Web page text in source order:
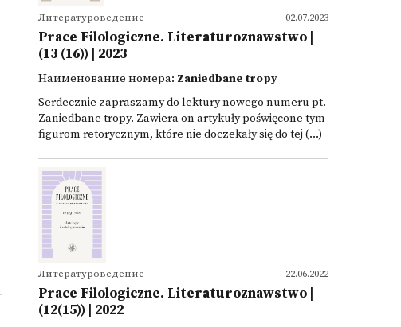
02.07.2023
Литературоведение
Prace Filologiczne. Literaturoznawstwo |
(13 (16)) | 2023
Наименование номера: Zaniedbane tropy
Serdecznie zapraszamy do lektury nowego numeru pt.
Zaniedbane tropy. Zawiera on artykuły poświęcone tym
figurom retorycznym, które nie doczekały się do tej (...)
22.06.2022
Литературоведение
Prace Filologiczne. Literaturoznawstwo |
(12(15)) | 2022